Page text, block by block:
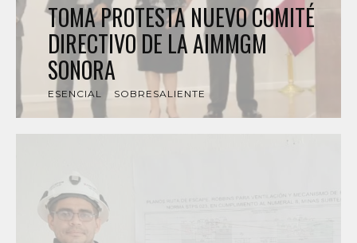
TOMA PROTESTA NUEVO COMITÉ
DIRECTIVO DE LA AIMMGM
SONORA
ESENCIAL SOBRESALIENTE